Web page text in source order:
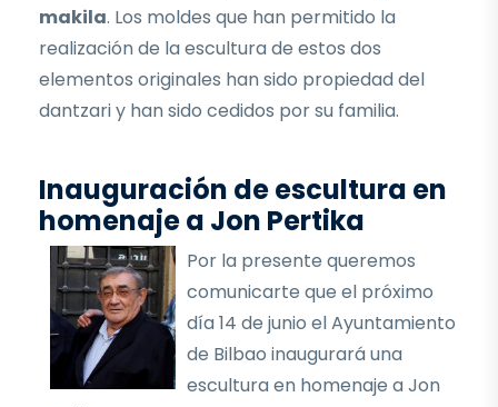
makila. Los moldes que han permitido la
realización de la escultura de estos dos
elementos originales han sido propiedad del
dantzari y han sido cedidos por su familia.
Inauguración de escultura en
homenaje a Jon Pertika
Por la presente queremos
comunicarte que el próximo
día 14 de junio el Ayuntamiento
de Bilbao inaugurará una
escultura en homenaje a Jon